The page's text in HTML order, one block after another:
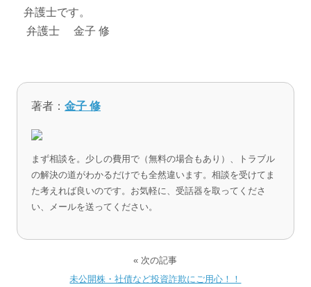
弁護士です。
弁護士 金子 修
著者： 金子 修
まず相談を。少しの費用で（無料の場合もあり）、トラブル
の解決の道がわかるだけでも全然違います。相談を受けてま
た考えれば良いのです。お気軽に、受話器を取ってくださ
い、メールを送ってください。
« 次の記事
未公開株・社債など投資詐欺にご用心！！